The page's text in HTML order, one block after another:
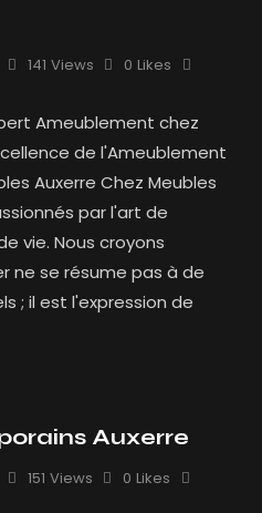
141 Views 0 Likes
Ameublement chez
de l'Ameublement
Auxerre Chez Meubles
par l'art de
vie. Nous croyons
ne se résume pas à de
; il est l'expression de
Auxerre
151 Views 0 Likes